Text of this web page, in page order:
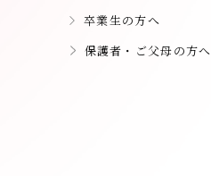
卒業生の方へ
保護者・ご父母の方へ